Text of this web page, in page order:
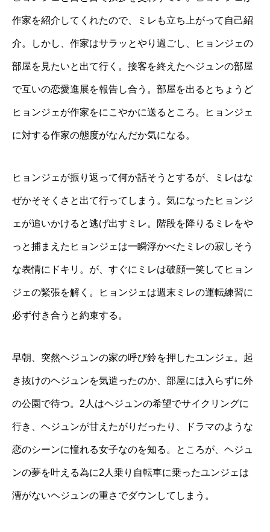
作家を紹介してくれたので、ミレも立ち上がって自己紹
介。しかし、作家はサラッとやり過ごし、ヒョンジェの
部屋を見たいと出て行く。接客を終えたヘジュンの部屋
で互いの恋愛進展を報告し合う。部屋を出るとちょうど
ヒョンジェが作家をにこやかに送るところ。ヒョンジェ
に対する作家の態度がなんだか気になる。
ヒョンジェが振り返って何か話そうとするが、ミレはな
ぜかそそくさと出て行ってしまう。気になったヒョンジ
ェが追いかけると逃げ出すミレ。階段を降りるミレをや
っと捕まえたヒョンジェは一瞬浮かべたミレの寂しそう
な表情にドキリ。が、すぐにミレは破顔一笑してヒョン
ジェの緊張を解く。ヒョンジェは週末ミレの運転練習に
必ず付き合うと約束する。
早朝、突然ヘジュンの家の呼び鈴を押したユンジェ。起
き抜けのヘジュンを気遣ったのか、部屋には入らずに外
の公園で待つ。2人はヘジュンの希望でサイクリングに
行き、ヘジュンが甘えたがりだったり、ドラマのような
恋のシーンに憧れる女子なのを知る。ところが、ヘジュ
ンの夢を叶える為に2人乗り自転車に乗ったユンジェは
漕がないヘジュンの重さでダウンしてしまう。